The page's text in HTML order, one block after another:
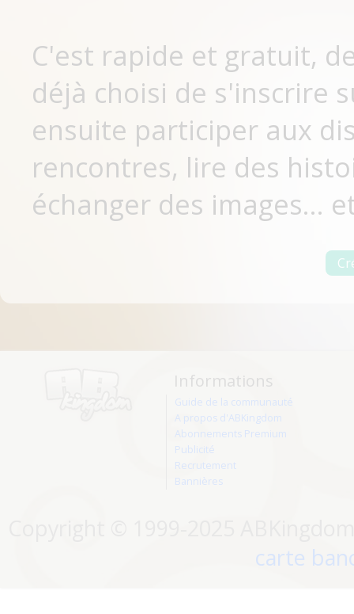
C'est rapide et gratuit,
déjà choisi de s'inscrire
ensuite participer aux
rencontres, lire des
échanger des images...
Informations
Guide de la communauté
A propos d'ABKingdom
Abonnements Premium
Publicité
Recrutement
Bannières
carte